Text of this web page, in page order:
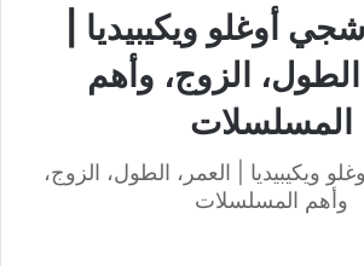
أوغلو ويكيبيديا |
الطول، الزوج، وأهم
المسلسلات
ويكيبيديا | العمر، الطول، الزوج،
وأهم المسلسلات